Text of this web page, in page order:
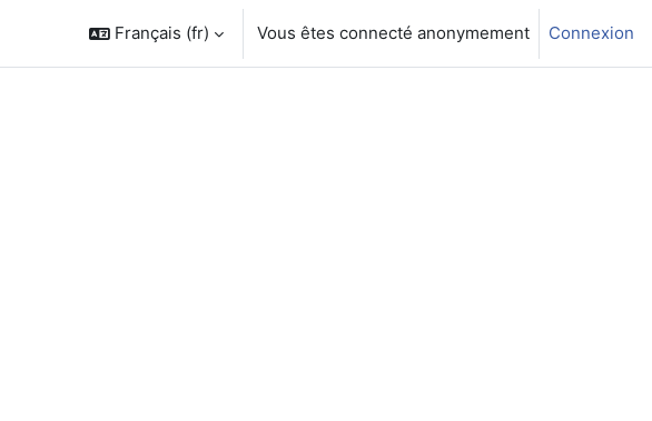
Français ‎(fr)‎ Vous êtes connecté anonymement Connexion